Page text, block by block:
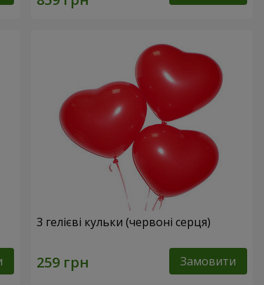
3 гелієві кульки (червоні серця)
Замовити